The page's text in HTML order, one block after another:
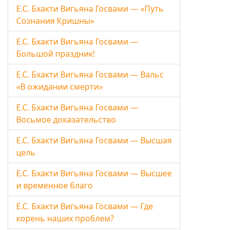
Е.С. Бхакти Вигьяна Госвами — «Путь
Сознания Кришны»
Е.С. Бхакти Вигьяна Госвами —
Большой праздник!
Е.С. Бхакти Вигьяна Госвами — Вальс
«В ожидании смерти»
Е.С. Бхакти Вигьяна Госвами —
Восьмое доказательство
Е.С. Бхакти Вигьяна Госвами — Высшая
цель
Е.С. Бхакти Вигьяна Госвами — Высшее
и временное благо
Е.С. Бхакти Вигьяна Госвами — Где
корень наших проблем?